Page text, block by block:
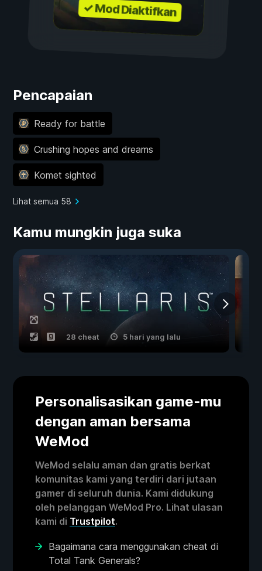
✓ Mod Diaktifkan
Pencapaian
Ready for battle
Crushing hopes and dreams
Komet sighted
Lihat semua 58
Kamu mungkin juga suka
28 cheat 5 hari yang lalu
Personalisasikan game-mu
dengan aman bersama
WeMod
WeMod selalu aman dan gratis berkat
komunitas kami yang terdiri dari jutaan
gamer di seluruh dunia. Kami didukung
oleh pelanggan WeMod Pro. Lihat ulasan
kami di Trustpilot.
Bagaimana cara menggunakan cheat di
Total Tank Generals?